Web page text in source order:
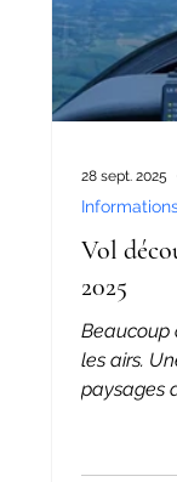
Vol
2025
Beaucoup
les airs.
paysages
28 sept. 2025